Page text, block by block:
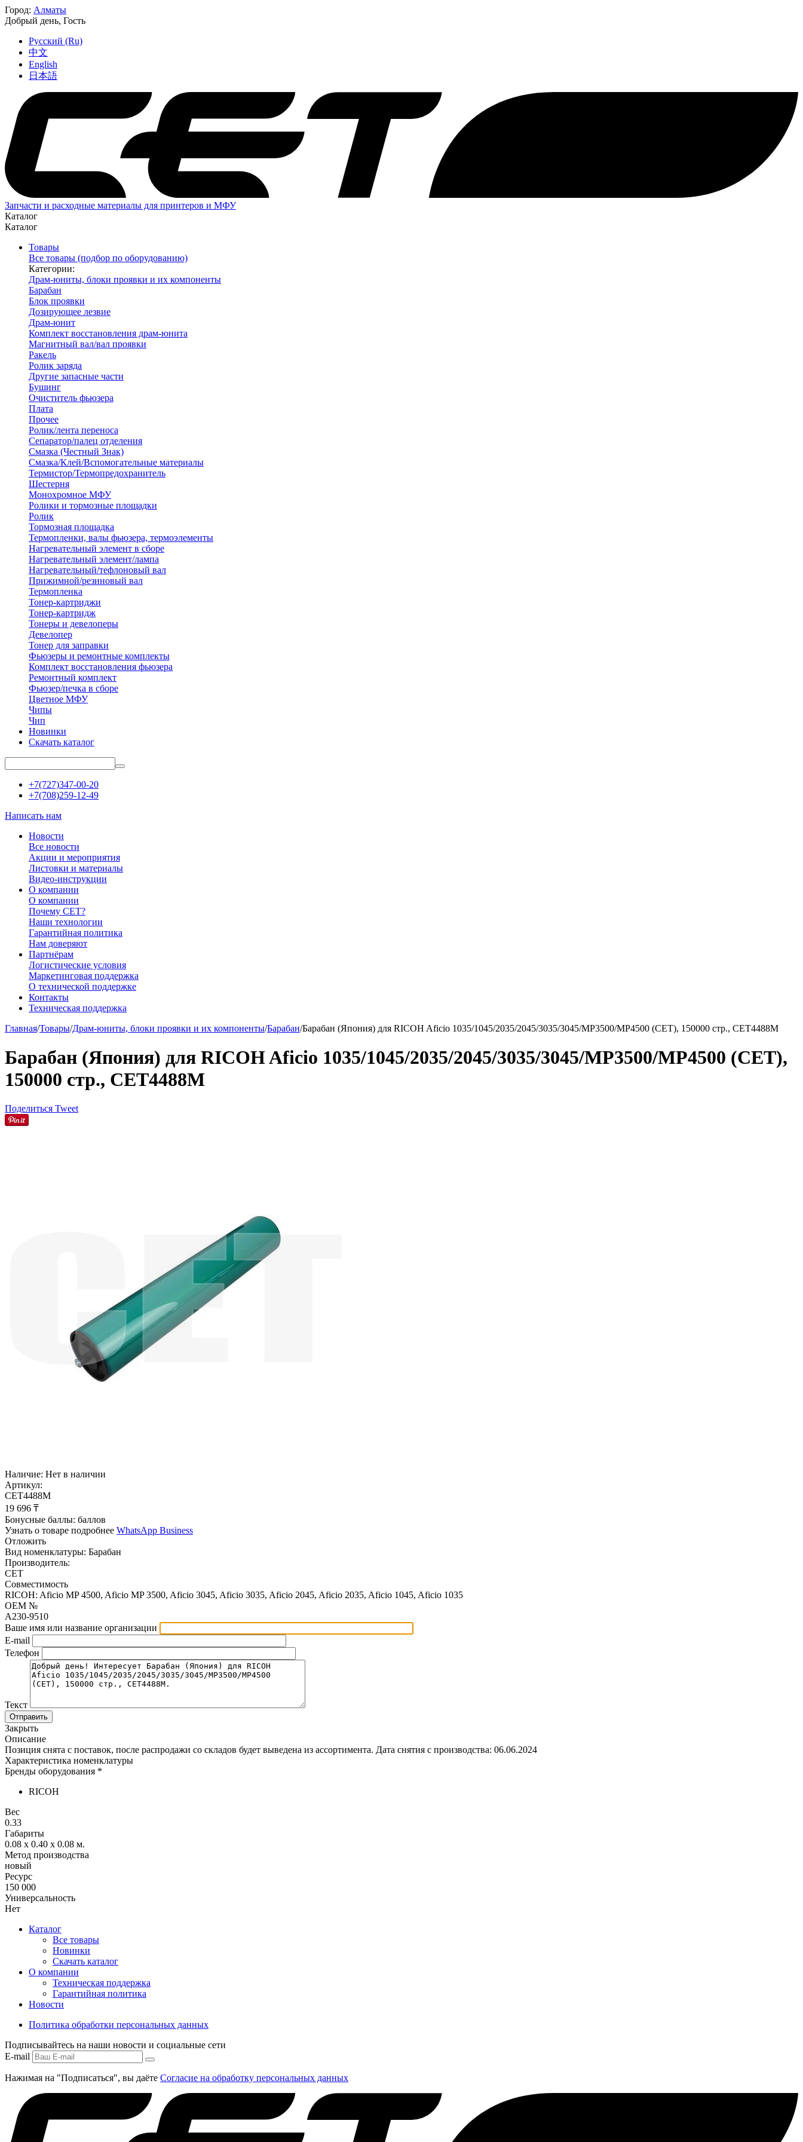
Город: Алматы
Добрый день, Гость
Русский (Ru)
中文
English
日本語
Запчасти и расходные материалы для принтеров и МФУ
Каталог
Каталог
Товары
Все товары (подбор по оборудованию)
Категории:
Драм-юниты, блоки проявки и их компоненты
Барабан
Блок проявки
Дозирующее лезвие
Драм-юнит
Комплект восстановления драм-юнита
Магнитный вал/вал проявки
Ракель
Ролик заряда
Другие запасные части
Бушинг
Очиститель фьюзера
Плата
Прочее
Ролик/лента переноса
Сепаратор/палец отделения
Смазка (Честный Знак)
Смазка/Клей/Вспомогательные материалы
Термистор/Термопредохранитель
Шестерня
Монохромное МФУ
Ролики и тормозные площадки
Ролик
Тормозная площадка
Термопленки, валы фьюзера, термоэлементы
Нагревательный элемент в сборе
Нагревательный элемент/лампа
Нагревательный/тефлоновый вал
Прижимной/резиновый вал
Термопленка
Тонер-картриджи
Тонер-картридж
Тонеры и девелоперы
Девелопер
Тонер для заправки
Фьюзеры и ремонтные комплекты
Комплект восстановления фьюзера
Ремонтный комплект
Фьюзер/печка в сборе
Цветное МФУ
Чипы
Чип
Новинки
Скачать каталог
+7(727)347-00-20
+7(708)259-12-49
Написать нам
Новости
Все новости
Акции и мероприятия
Листовки и материалы
Видео-инструкции
О компании
О компании
Почему CET?
Наши технологии
Гарантийная политика
Нам доверяют
Партнёрам
Логистические условия
Маркетинговая поддержка
О технической поддержке
Контакты
Техническая поддержка
Главная/Товары/Драм-юниты, блоки проявки и их компоненты/Барабан/Барабан (Япония) для RICOH Aficio 1035/1045/2035/2045/3035/3045/MP3500/MP4500 (CET), 150000 стр., CET4488M
Барабан (Япония) для RICOH Aficio 1035/1045/2035/2045/3035/3045/MP3500/MP4500 (CET),
150000 стр., CET4488M
Поделиться Tweet
Наличие: Нет в наличии
Артикул:
CET4488M
19 696 ₸
Бонусные баллы: баллов
Узнать о товаре подробнее WhatsApp Business
Отложить
Вид номенклатуры: Барабан
Производитель:
CET
Совместимость
RICOH: Aficio MP 4500, Aficio MP 3500, Aficio 3045, Aficio 3035, Aficio 2045, Aficio 2035, Aficio 1045, Aficio 1035
OEM №
A230-9510
Ваше имя или название организации
E-mail
Телефон
Текст
Отправить
Закрыть
Описание
Позиция снята с поставок, после распродажи со складов будет выведена из ассортимента. Дата снятия с производства: 06.06.2024
Характеристика номенклатуры
Бренды оборудования *
RICOH
Вес
0.33
Габариты
0.08 x 0.40 x 0.08 м.
Метод производства
новый
Ресурс
150 000
Универсальность
Нет
Каталог
Все товары
Новинки
Скачать каталог
О компании
Техническая поддержка
Гарантийная политика
Новости
Политика обработки персональных данных
Подписывайтесь на наши новости и социальные сети
E-mail
Нажимая на "Подписаться", вы даёте Согласие на обработку персональных данных